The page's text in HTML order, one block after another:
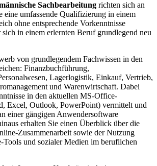
Sachbearbeitung richten sich an
eine umfassende Qualifizierung in einem
ohne entsprechende Vorkenntnisse
in einem erlernten Beruf grundlegend neu
von grundlegendem Fachwissen in den
Finanzbuchführung,
Lagerlogistik, Einkauf, Vertrieb,
und Warenwirtschaft. Dabei
in den aktuellen MS-Office-
Excel, Outlook, PowerPoint) vermittelt und
einer gängigen Anwendersoftware
erhalten Sie einen Überblick über die
Zusammenarbeit sowie der Nutzung
Tools und sozialer Medien im beruflichen